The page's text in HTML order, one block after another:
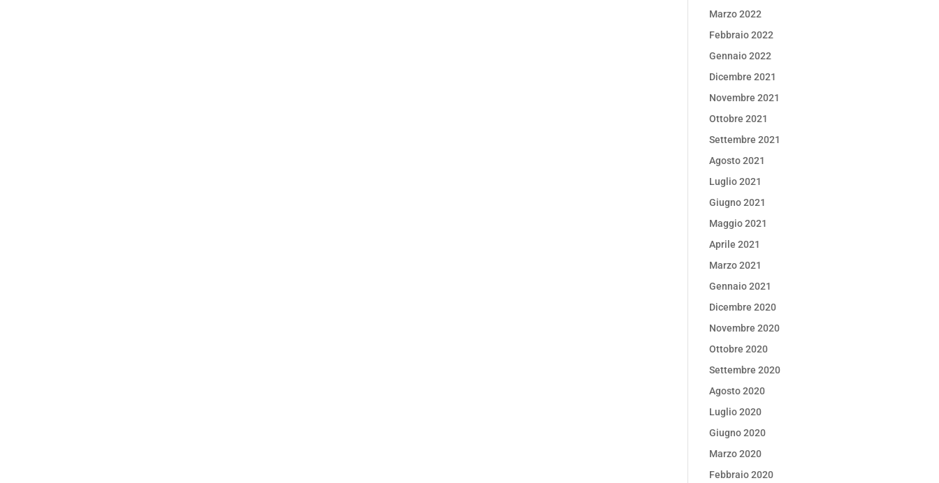
Marzo 2022
Febbraio 2022
Gennaio 2022
Dicembre 2021
Novembre 2021
Ottobre 2021
Settembre 2021
Agosto 2021
Luglio 2021
Giugno 2021
Maggio 2021
Aprile 2021
Marzo 2021
Gennaio 2021
Dicembre 2020
Novembre 2020
Ottobre 2020
Settembre 2020
Agosto 2020
Luglio 2020
Giugno 2020
Marzo 2020
Febbraio 2020